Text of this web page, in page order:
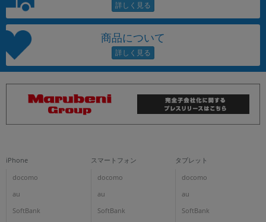
商品について
iPhone
docomo
au
SoftBank
スマートフォン
docomo
au
SoftBank
タブレット
docomo
au
SoftBank